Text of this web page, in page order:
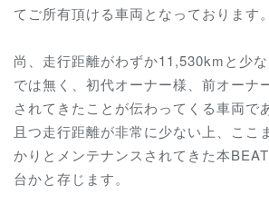
てご所有頂ける車両となっております。
尚、走行距離がわずか11,530kmと少
では無く、初代オーナー様、前オーナ
されてきたことが伝わってくる車両で
且つ走行距離が非常に少ない上、ここ
かりとメンテナンスされてきた本
台かと存じます。